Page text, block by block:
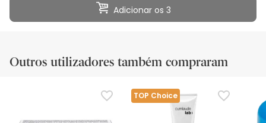
Adicionar os 3
Outros utilizadores também compraram
TOP Choice